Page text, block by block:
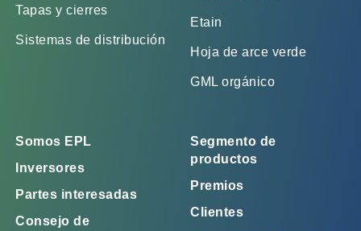
Tapas y cierres
Sistemas de distribución
Etain
Hoja de arce verde
GML orgánico
Somos EPL
Inversores
Partes interesadas
Consejo de
Segmento de
productos
Premios
Clientes